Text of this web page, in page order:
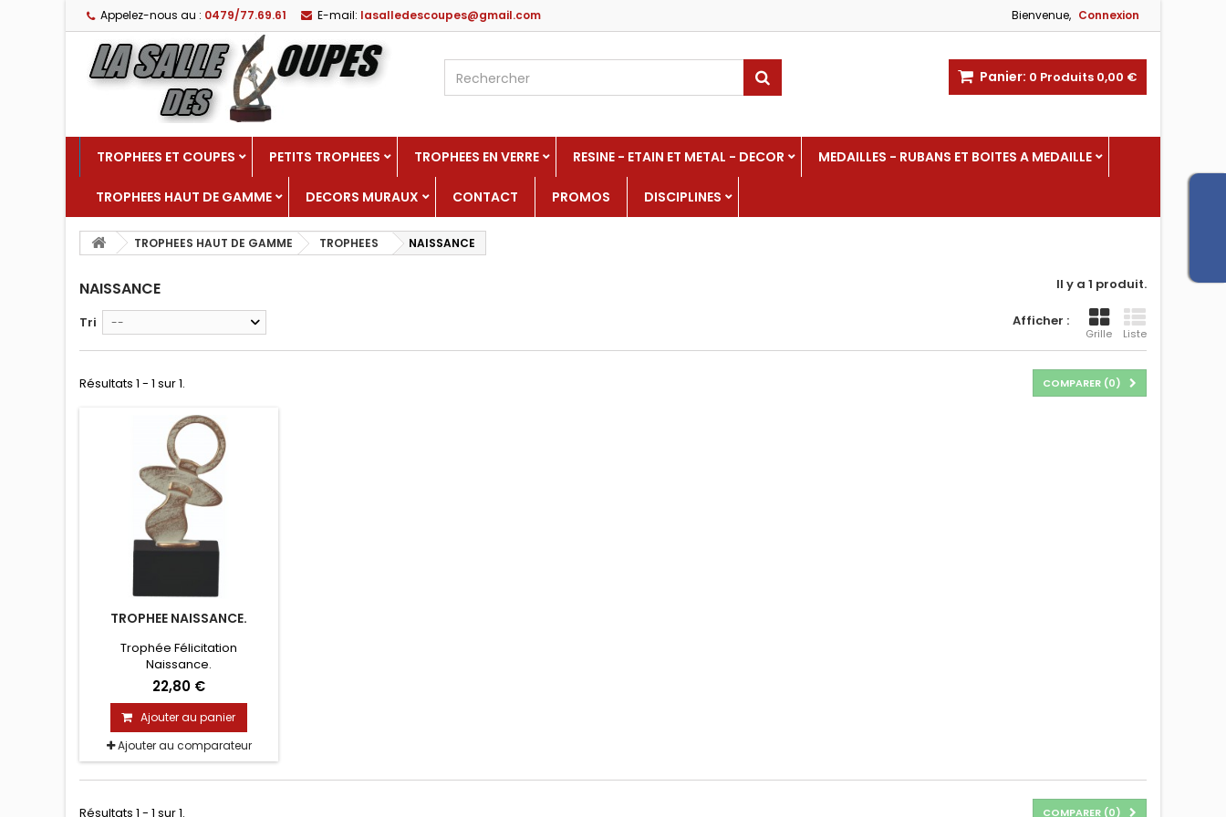
Bienvenue, Connexion
Appelez-nous au : 0479/77.69.61 E-mail: lasalledescoupes@gmail.com
Panier: 0 Produits 0,00 €
TROPHEES ET COUPES PETITS TROPHEES TROPHEES EN VERRE RESINE - ETAIN ET METAL - DECOR MEDAILLES - RUBANS ET BOITES A MEDAILLE
TROPHEES HAUT DE GAMME DECORS MURAUX CONTACT PROMOS DISCIPLINES
TROPHEES HAUT DE GAMME TROPHEES NAISSANCE
NAISSANCE Il y a 1 produit.
Afficher :
Grille Liste
Tri --
COMPARER (0)
Résultats 1 - 1 sur 1.
TROPHEE NAISSANCE.
Trophée Félicitation
Naissance.
22,80 €
Ajouter au panier
Ajouter au comparateur
COMPARER (0)
Résultats 1 - 1 sur 1.